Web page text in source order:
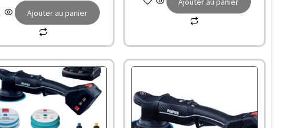
Ajouter au panier